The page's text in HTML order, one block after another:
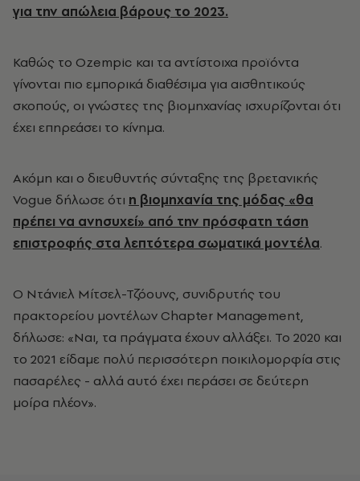
για την απώλεια βάρους το 2023.
Καθώς το Ozempic και τα αντίστοιχα προϊόντα
γίνονται πιο εμπορικά διαθέσιμα για αισθητικούς
σκοπούς, οι γνώστες της βιομηχανίας ισχυρίζονται ότι
έχει επηρεάσει το κίνημα.
Ακόμη και ο διευθυντής σύνταξης της βρετανικής
Vogue δήλωσε ότι η βιομηχανία της μόδας «θα
πρέπει να ανησυχεί» από την πρόσφατη τάση
επιστροφής στα λεπτότερα σωματικά μοντέλα.
Ο Ντάνιελ Μίτσελ-Τζόουνς, συνιδρυτής του
πρακτορείου μοντέλων Chapter Management,
δήλωσε: «Ναι, τα πράγματα έχουν αλλάξει. Το 2020 και
το 2021 είδαμε πολύ περισσότερη ποικιλομορφία στις
πασαρέλες - αλλά αυτό έχει περάσει σε δεύτερη
μοίρα πλέον».